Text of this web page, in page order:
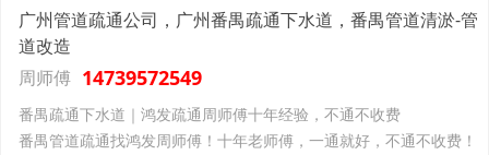
广州管道疏通公司，广州番禺疏通下水道，番禺管道清淤-管
道改造
周师傅 14739572549
番禺疏通下水道｜鸿发疏通周师傅十年经验，不通不收费
番禺管道疏通找鸿发周师傅！十年老师傅，一通就好，不通不收费！